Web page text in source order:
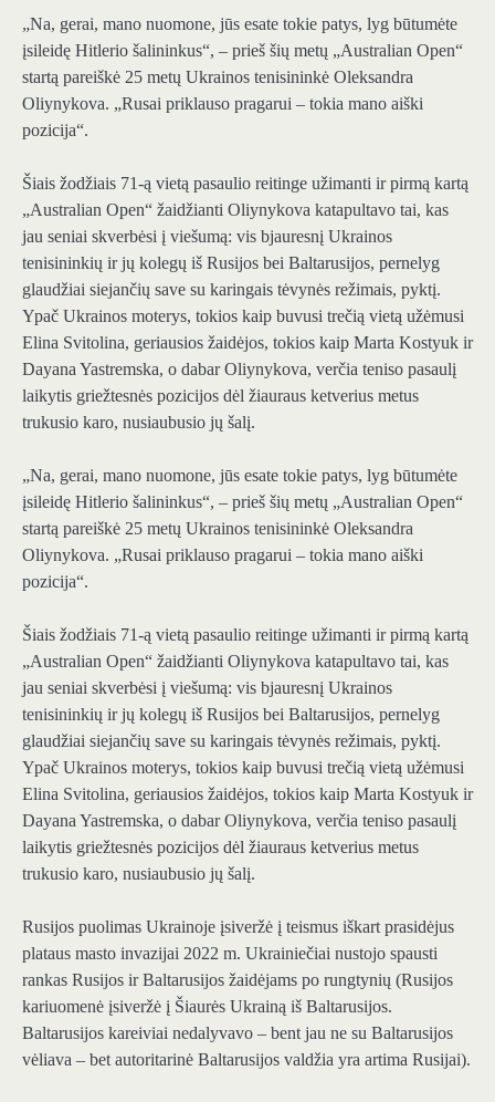
„Na, gerai, mano nuomone, jūs esate tokie patys, lyg būtumėte
įsileidę Hitlerio šalininkus“, – prieš šių metų „Australian Open“
startą pareiškė 25 metų Ukrainos tenisininkė Oleksandra
Oliynykova. „Rusai priklauso pragarui – tokia mano aiški
pozicija“.
Šiais žodžiais 71-ą vietą pasaulio reitinge užimanti ir pirmą kartą
„Australian Open“ žaidžianti Oliynykova katapultavo tai, kas
jau seniai skverbėsi į viešumą: vis bjauresnį Ukrainos
tenisininkių ir jų kolegų iš Rusijos bei Baltarusijos, pernelyg
glaudžiai siejančių save su karingais tėvynės režimais, pyktį.
Ypač Ukrainos moterys, tokios kaip buvusi trečią vietą užėmusi
Elina Svitolina, geriausios žaidėjos, tokios kaip Marta Kostyuk ir
Dayana Yastremska, o dabar Oliynykova, verčia teniso pasaulį
laikytis griežtesnės pozicijos dėl žiauraus ketverius metus
trukusio karo, nusiaubusio jų šalį.
„Na, gerai, mano nuomone, jūs esate tokie patys, lyg būtumėte
įsileidę Hitlerio šalininkus“, – prieš šių metų „Australian Open“
startą pareiškė 25 metų Ukrainos tenisininkė Oleksandra
Oliynykova. „Rusai priklauso pragarui – tokia mano aiški
pozicija“.
Šiais žodžiais 71-ą vietą pasaulio reitinge užimanti ir pirmą kartą
„Australian Open“ žaidžianti Oliynykova katapultavo tai, kas
jau seniai skverbėsi į viešumą: vis bjauresnį Ukrainos
tenisininkių ir jų kolegų iš Rusijos bei Baltarusijos, pernelyg
glaudžiai siejančių save su karingais tėvynės režimais, pyktį.
Ypač Ukrainos moterys, tokios kaip buvusi trečią vietą užėmusi
Elina Svitolina, geriausios žaidėjos, tokios kaip Marta Kostyuk ir
Dayana Yastremska, o dabar Oliynykova, verčia teniso pasaulį
laikytis griežtesnės pozicijos dėl žiauraus ketverius metus
trukusio karo, nusiaubusio jų šalį.
Rusijos puolimas Ukrainoje įsiveržė į teismus iškart prasidėjus
plataus masto invazijai 2022 m. Ukrainiečiai nustojo spausti
rankas Rusijos ir Baltarusijos žaidėjams po rungtynių (Rusijos
kariuomenė įsiveržė į Šiaurės Ukrainą iš Baltarusijos.
Baltarusijos kareiviai nedalyvavo – bent jau ne su Baltarusijos
vėliava – bet autoritarinė Baltarusijos valdžia yra artima Rusijai).